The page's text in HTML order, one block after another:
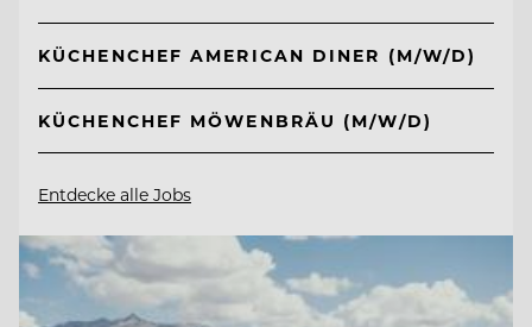
KÜCHENCHEF AMERICAN DINER (M/W/D)
KÜCHENCHEF MÖWENBRÄU (M/W/D)
Entdecke alle Jobs